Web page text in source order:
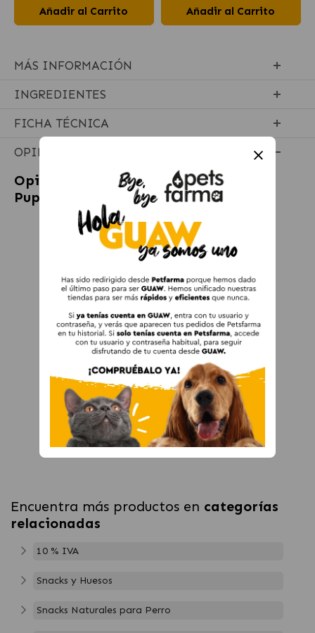
Añadir al Carrito Añadir al Carrito
MÁS INFORMACIÓN
INGREDIENTES
FICHA TÉCNICA
OPINIONES
Opiniones sobreMoments Bocaditos
Puppy Snack para Cachorros
Encuentra más productos en categorías
relacionadas
10 % IVA
Snacks y Huesos
Snacks Naturales para Perro